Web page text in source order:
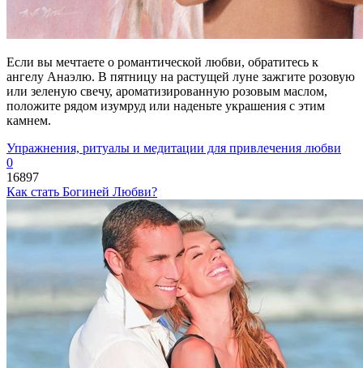
Если вы мечтаете о романтической любви, обратитесь к
ангелу Анаэлю. В пятницу на растущей луне зажгите розовую
или зеленую свечу, ароматизированную розовым маслом,
положите рядом изумруд или наденьте украшения с этим
камнем.
Упражнения, ритуалы и медитации для привлечения любви
0
16897
Как стать Богиней Любви?